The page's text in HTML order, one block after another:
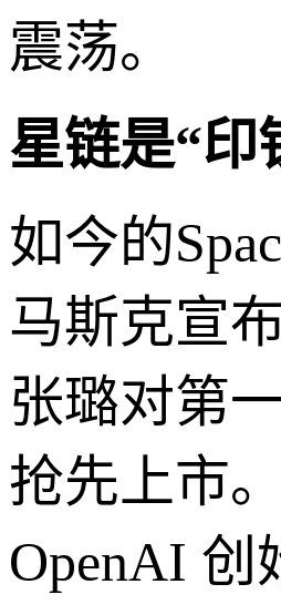
震荡。
星链是“印
如今的
马斯克宣
张璐对第
抢先上市
OpenAI